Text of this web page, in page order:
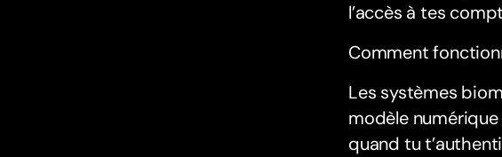
l’accès à tes
Comment
Les systèmes
modèle
quand tu